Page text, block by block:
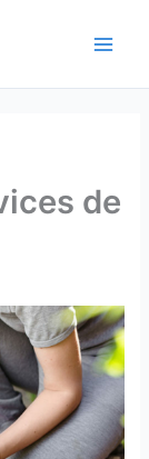
de